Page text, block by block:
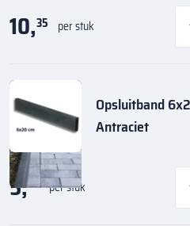
10,35 per stuk
Opsluitband
Antraciet
5,35 per stuk